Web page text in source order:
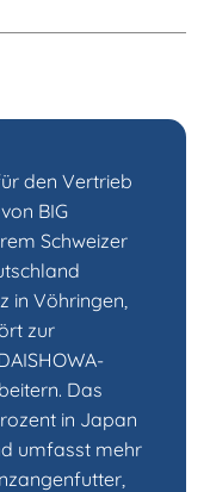
den Vertrieb
BIG
Schweizer
in Vöhringen,
zur
Das
in Japan
umfasst mehr